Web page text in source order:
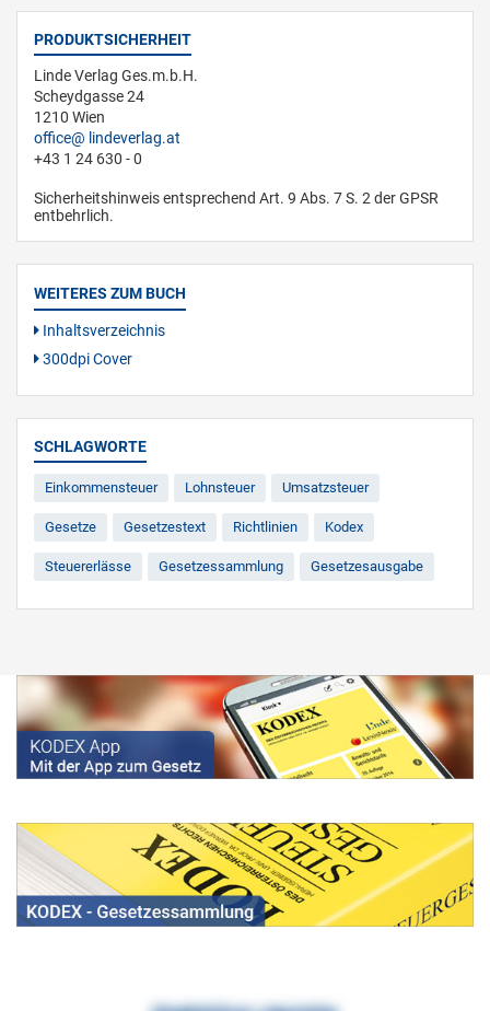
PRODUKTSICHERHEIT
Linde Verlag Ges.m.b.H.
Scheydgasse 24
1210 Wien
office
lindeverlag.at
+43 1 24 630 - 0
Sicherheitshinweis entsprechend Art. 9 Abs. 7 S. 2 der GPSR
entbehrlich.
WEITERES ZUM BUCH
Inhaltsverzeichnis
300dpi Cover
SCHLAGWORTE
Einkommensteuer Lohnsteuer Umsatzsteuer
Gesetze Gesetzestext Richtlinien Kodex
Steuererlässe Gesetzessammlung Gesetzesausgabe